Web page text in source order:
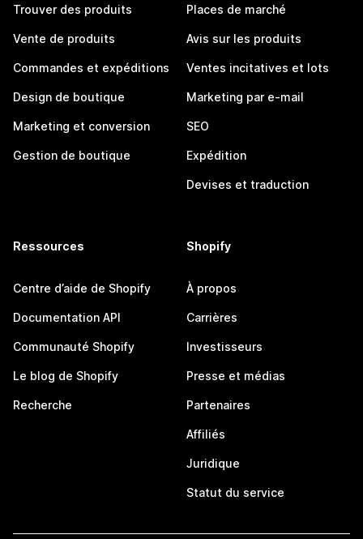
Trouver des produits
Vente de produits
Commandes et expéditions
Design de boutique
Marketing et conversion
Gestion de boutique
Places de marché
Avis sur les produits
Ventes incitatives et lots
Marketing par e-mail
SEO
Expédition
Devises et traduction
Ressources
Centre d’aide de Shopify
Documentation API
Communauté Shopify
Le blog de Shopify
Recherche
Shopify
À propos
Carrières
Investisseurs
Presse et médias
Partenaires
Affiliés
Juridique
Statut du service